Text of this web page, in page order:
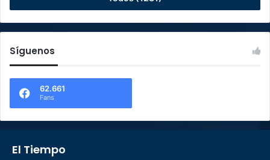
Síguenos
62.661
Fans
El Tiempo